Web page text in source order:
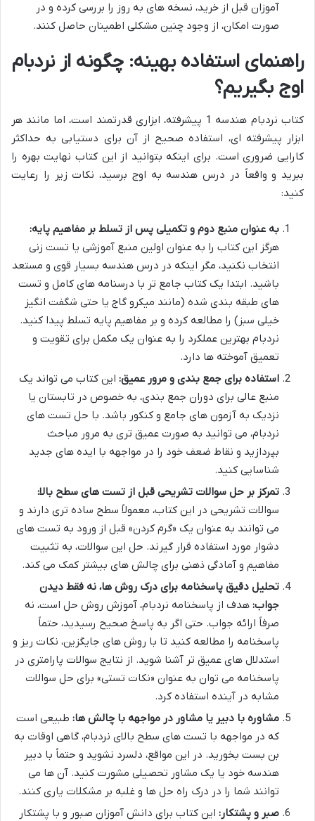
آموزان قبل از خرید، نسخه های به روز را بررسی کرده و در
صورت امکان، از وجود چنین مشکلی اطمینان حاصل کنند.
راهنمای استفاده بهینه: چگونه از نردبام
اوج بگیریم؟
کتاب نردبام هندسه 1 پیشرفته، ابزاری قدرتمند است، اما مانند هر
ابزار پیشرفته ای، استفاده صحیح از آن برای دستیابی به حداکثر
کارایی ضروری است. برای اینکه بتوانید از این کتاب نهایت بهره را
ببرید و واقعاً در درس هندسه به اوج برسید، نکات زیر را رعایت
کنید:
به عنوان منبع دوم و تکمیلی پس از تسلط بر مفاهیم پایه:
هرگز این کتاب را به عنوان اولین منبع آموزشی یا تست زنی
انتخاب نکنید، مگر اینکه در درس هندسه بسیار قوی و مستعد
باشید. ابتدا یک کتاب جامع تر با درسنامه های کامل و تست
های طبقه بندی شده (مانند میکرو گاج یا حتی شگفت انگیز
خیلی سبز) را مطالعه کرده و بر مفاهیم پایه تسلط پیدا کنید.
نردبام بهترین عملکرد را به عنوان یک مکمل برای تقویت و
تعمیق آموخته ها دارد.
استفاده برای جمع بندی و مرور عمیق: این کتاب می تواند یک
منبع عالی برای دوران جمع بندی، به خصوص در تابستان یا
نزدیک به آزمون های جامع و کنکور باشد. با حل تست های
نردبام، می توانید به صورت عمیق تری به مرور مباحث
بپردازید و نقاط ضعف خود را در مواجهه با ایده های جدید
شناسایی کنید.
تمرکز بر حل سوالات تشریحی قبل از تست های سطح بالا:
سوالات تشریحی در این کتاب، معمولاً سطح ساده تری دارند و
می توانند به عنوان یک «گرم کردن» قبل از ورود به تست های
دشوار مورد استفاده قرار گیرند. حل این سوالات، به تثبیت
مفاهیم و آمادگی ذهنی برای چالش های بیشتر کمک می کند.
تحلیل دقیق پاسخنامه برای درک روش ها، نه فقط دیدن
جواب: هدف از پاسخنامه نردبام، آموزش روش حل است، نه
صرفاً ارائه جواب. حتی اگر به پاسخ صحیح رسیدید، حتماً
پاسخنامه را مطالعه کنید تا با روش های جایگزین، نکات ریز و
استدلال های عمیق تر آشنا شوید. از نتایج سوالات پارامتری در
پاسخنامه می توان به عنوان «نکات تستی» برای حل سوالات
مشابه در آینده استفاده کرد.
مشاوره با دبیر یا مشاور در مواجهه با چالش ها: طبیعی است
که در مواجهه با تست های سطح بالای نردبام، گاهی اوقات به
بن بست بخورید. در این مواقع، دلسرد نشوید و حتماً با دبیر
هندسه خود یا یک مشاور تحصیلی مشورت کنید. آن ها می
توانند شما را در درک راه حل ها و غلبه بر مشکلات یاری کنند.
صبر و پشتکار: این کتاب برای دانش آموزان صبور و با پشتکار